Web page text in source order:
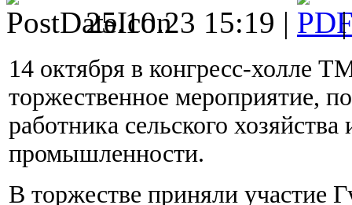
25.10.23 15:19 |
14 октября в конгресс-холле
торжественное мероприятие,
работника сельского
промышленности.
В торжестве приняли участие